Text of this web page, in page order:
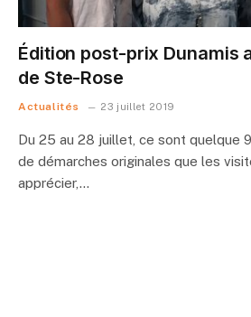
Édition post-prix Dunamis
de Ste-Rose
Actualités 23 juillet 2019
Du 25 au 28 juillet, ce sont quelque
de démarches originales que les
apprécier,…